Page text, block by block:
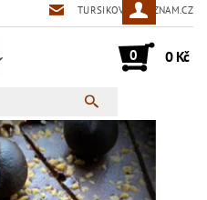
TURSIKOVA@SEZNAM.CZ
0 0 Kč